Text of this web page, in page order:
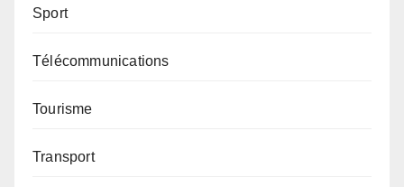
Sport
Télécommunications
Tourisme
Transport